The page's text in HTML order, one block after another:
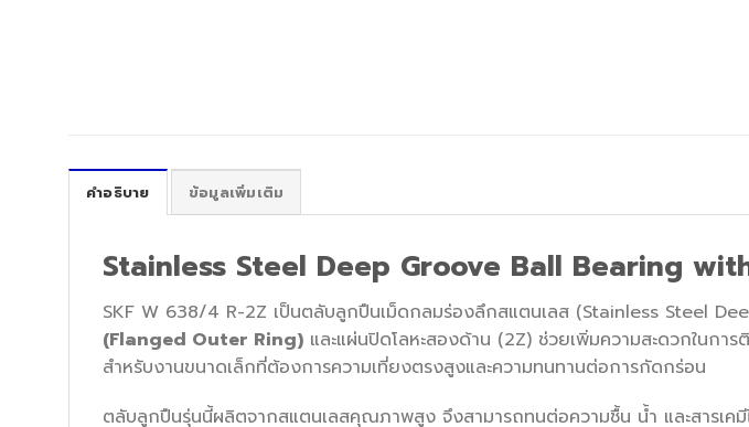
คำอธิบาย ข้อมูลเพิ่มเติม
Stainless Steel Deep Groove Ball Bearing
SKF W 638/4 R-2Z เป็นตลับลูกปืนเม็ดกลมร่องลึกสแตนเลส (Stainless Steel
(Flanged Outer Ring) และแผ่นปิดโลหะสองด้าน (2Z) ช่วยเพิ่มความสะดวกในก
สำหรับงานขนาดเล็กที่ต้องการความเที่ยงตรงสูงและความทนทานต่อการกัดกร่อน
ตลับลูกปืนรุ่นนี้ผลิตจากสแตนเลสคุณภาพสูง จึงสามารถทนต่อความชื้น น้ำ และสารเคมี